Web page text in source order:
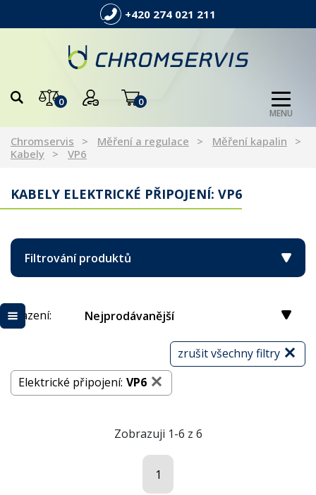
+420 274 021 211
0 0
MENU
Chromservis Měření a regulace
Měření kapalin
Kabely
VP6
KABELY ELEKTRICKÉ PŘIPOJENÍ: VP6
Filtrování produktů
Řazení: Nejprodávanější
zrušit všechny filtry
Elektrické připojení: VP6
Zobrazuji 1-6 z 6
1